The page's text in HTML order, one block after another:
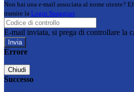
Non hai una e-mail associata al nome utente?
tramite la Login Spaggiari
E-mail inviata, si prega di controllare la
Errore
Chiudi
Successo